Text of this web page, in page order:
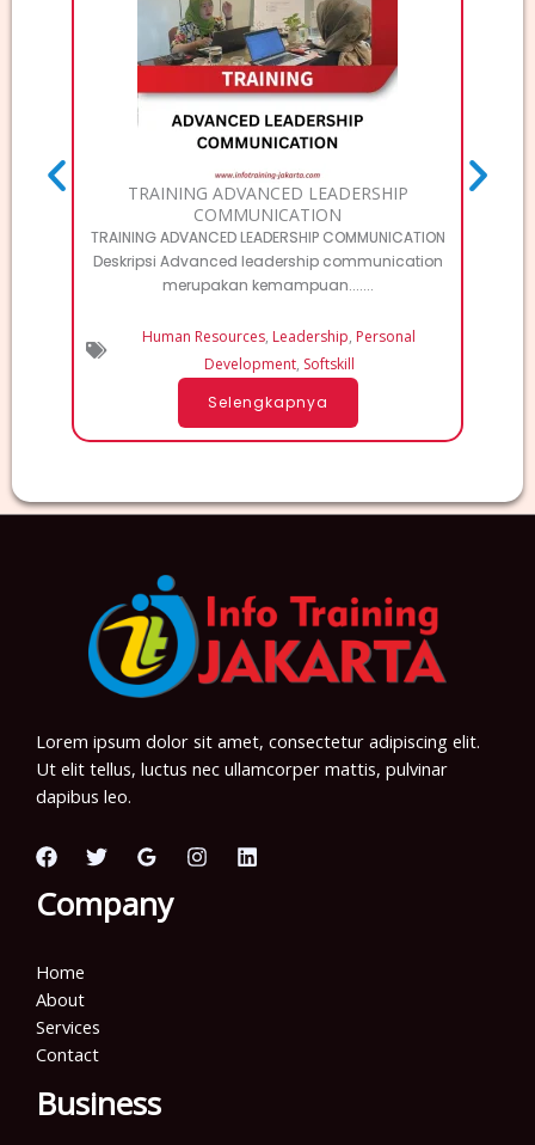
TRAINING ADVANCED LEADERSHIP
COMMUNICATION
TRAINING ADVANCED LEADERSHIP COMMUNICATION
Deskripsi Advanced leadership communication
merupakan kemampuan.......
Human Resources, Leadership, Personal
Development, Softskill
Selengkapnya
Lorem ipsum dolor sit amet, consectetur adipiscing elit.
Ut elit tellus, luctus nec ullamcorper mattis, pulvinar
dapibus leo.
Company
Home
About
Services
Contact
Business